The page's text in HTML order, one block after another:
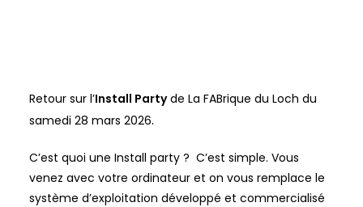
Retour sur l’Install Partyde La FABrique du Loch du
samedi 28 mars 2026.
C’est quoi une Install party ? C’est simple. Vous
venez avec votre ordinateur et on vous remplace le
système d’exploitation développé et commercialisé